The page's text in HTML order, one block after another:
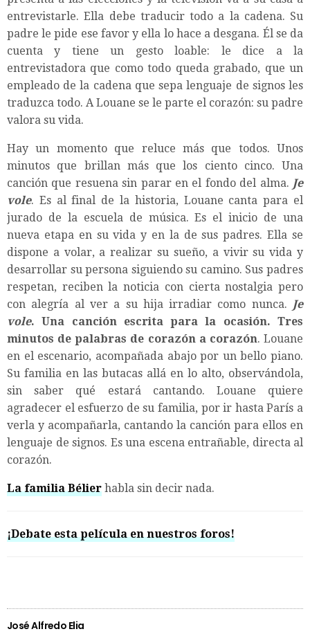
entrevistarle. Ella debe traducir todo a la cadena. Su
padre le pide ese favor y ella lo hace a desgana. Él se da
cuenta y tiene un gesto loable: le dice a la
entrevistadora que como todo queda grabado, que un
empleado de la cadena que sepa lenguaje de signos les
traduzca todo. A Louane se le parte el corazón: su padre
valora su vida.
Hay un momento que reluce más que todos. Unos
minutos que brillan más que los ciento cinco. Una
canción que resuena sin parar en el fondo del alma. Je
vole. Es al final de la historia, Louane canta para el
jurado de la escuela de música. Es el inicio de una
nueva etapa en su vida y en la de sus padres. Ella se
dispone a volar, a realizar su sueño, a vivir su vida y
desarrollar su persona siguiendo su camino. Sus padres
respetan, reciben la noticia con cierta nostalgia pero
con alegría al ver a su hija irradiar como nunca. Je
vole. Una canción escrita para la ocasión. Tres
minutos de palabras de corazón a corazón. Louane
en el escenario, acompañada abajo por un bello piano.
Su familia en las butacas allá en lo alto, observándola,
sin saber qué estará cantando. Louane quiere
agradecer el esfuerzo de su familia, por ir hasta París a
verla y acompañarla, cantando la canción para ellos en
lenguaje de signos. Es una escena entrañable, directa al
corazón.
La familia Bélier habla sin decir nada.
¡Debate esta película en nuestros foros!
José Alfredo Elia